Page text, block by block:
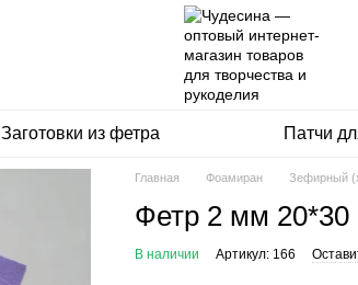
Заготовки из фетра Патчи
Главная Фоамиран Зефирный
Фетр 2 мм
В наличии Артикул: 166